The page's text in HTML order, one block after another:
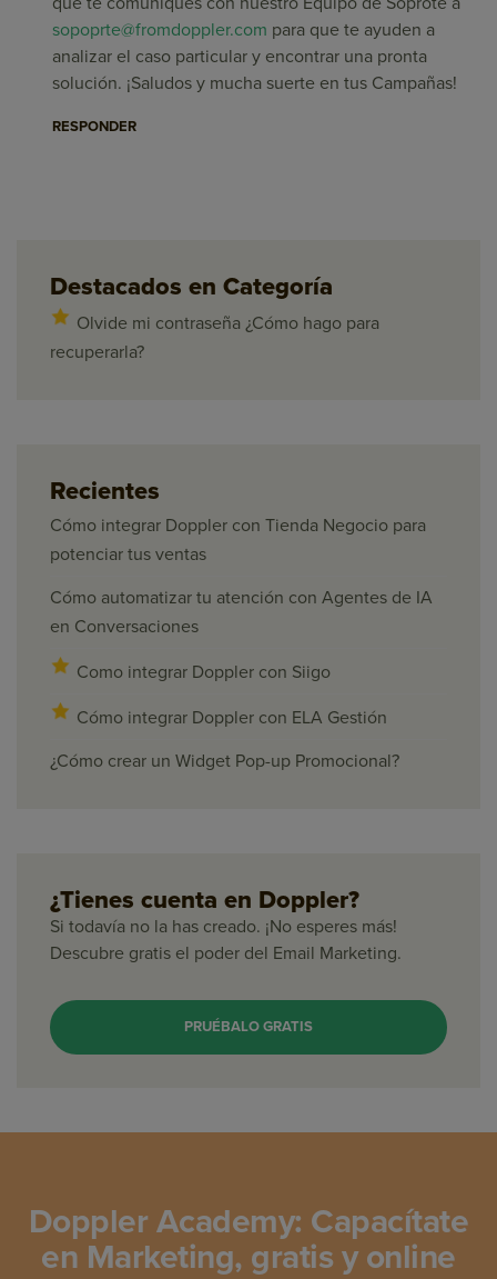
sopoprte@fromdoppler.com para que te ayuden a
analizar el caso particular y encontrar una pronta
solución. ¡Saludos y mucha suerte en tus Campañas!
RESPONDER
Destacados en Categoría
Olvide mi contraseña ¿Cómo hago para
recuperarla?
Recientes
Cómo integrar Doppler con Tienda Negocio para
potenciar tus ventas
Cómo automatizar tu atención con Agentes de IA
en Conversaciones
Como integrar Doppler con Siigo
Cómo integrar Doppler con ELA Gestión
¿Cómo crear un Widget Pop-up Promocional?
¿Tienes cuenta en Doppler?
Si todavía no la has creado. ¡No esperes más!
Descubre gratis el poder del Email Marketing.
PRUÉBALO GRATIS
Doppler Academy: Capacítate
en Marketing, gratis y online